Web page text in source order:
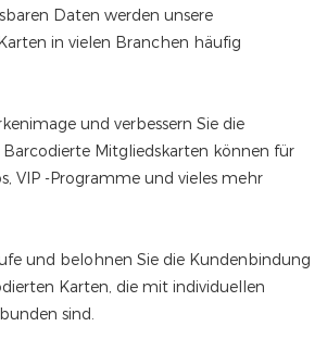
Daten werden unsere
in vielen Branchen häufig
und verbessern Sie die
Mitgliedskarten können für
VIP -Programme und vieles mehr
und belohnen Sie die Kundenbindung
Karten, die mit individuellen
sind.